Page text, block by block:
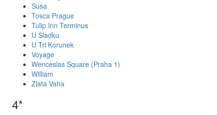
Susa
Tosca Prague
Tulip Inn Terminus
U Sladku
U Tri Korunek
Voyage
Wenceslas Square (Praha 1)
William
Zlata Vaha
4*